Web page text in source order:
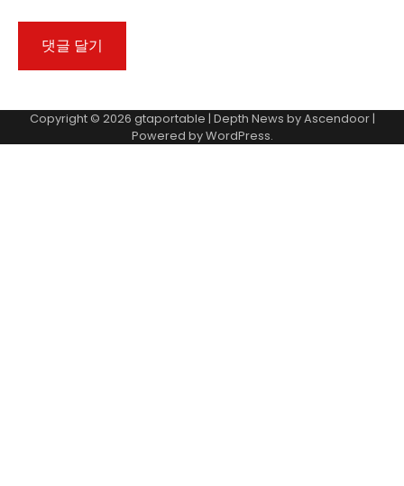
Copyright © 2026 gtaportable | Depth News byAscendoor|
Powered byWordPress.